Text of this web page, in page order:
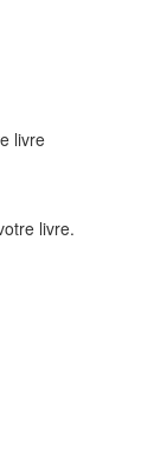
livre
livre.